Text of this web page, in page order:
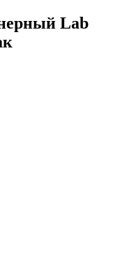
Lab